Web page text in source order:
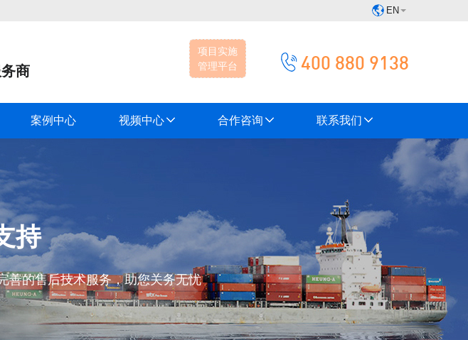
EN
商
项目实施
管理平台
400 880 9138
案例中心 视频中心 合作咨询 联系我们
持
善的售后技术服务，助您关务无忧